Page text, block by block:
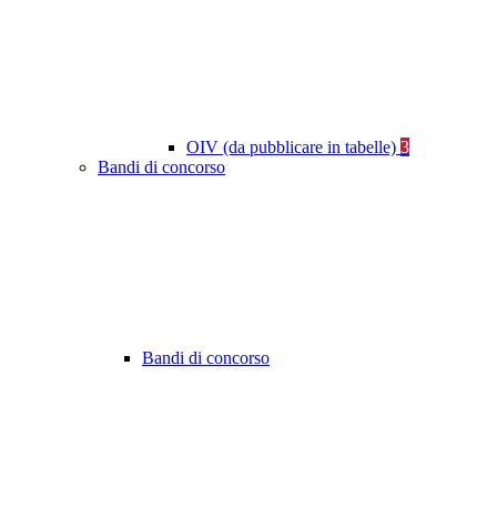
OIV (da pubblicare in tabelle) 3
Bandi di concorso
Bandi di concorso